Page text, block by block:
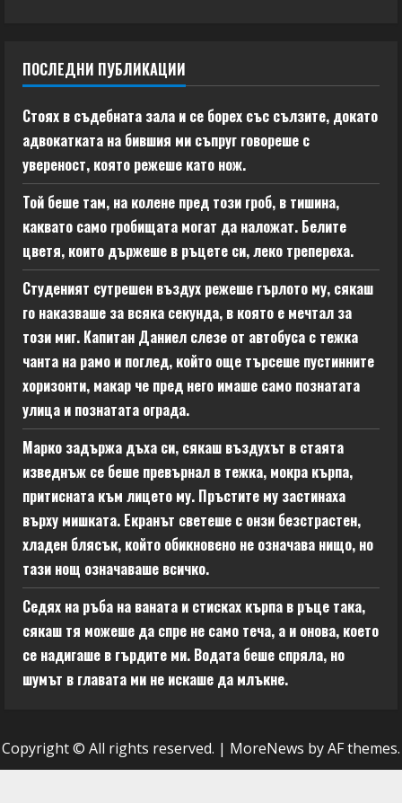
ПОСЛЕДНИ ПУБЛИКАЦИИ
Стоях в съдебната зала и се борех със сълзите, докато
адвокатката на бившия ми съпруг говореше с
увереност, която режеше като нож.
Той беше там, на колене пред този гроб, в тишина,
каквато само гробищата могат да наложат. Белите
цветя, които държеше в ръцете си, леко трепереха.
Студеният сутрешен въздух режеше гърлото му, сякаш
го наказваше за всяка секунда, в която е мечтал за
този миг. Капитан Даниел слезе от автобуса с тежка
чанта на рамо и поглед, който още търсеше пустинните
хоризонти, макар че пред него имаше само познатата
улица и познатата ограда.
Марко задържа дъха си, сякаш въздухът в стаята
изведнъж се беше превърнал в тежка, мокра кърпа,
притисната към лицето му. Пръстите му застинаха
върху мишката. Екранът светеше с онзи безстрастен,
хладен блясък, който обикновено не означава нищо, но
тази нощ означаваше всичко.
Седях на ръба на ваната и стисках кърпа в ръце така,
сякаш тя можеше да спре не само теча, а и онова, което
се надигаше в гърдите ми. Водата беше спряла, но
шумът в главата ми не искаше да млъкне.
Copyright © All rights reserved. | MoreNews by AF themes.